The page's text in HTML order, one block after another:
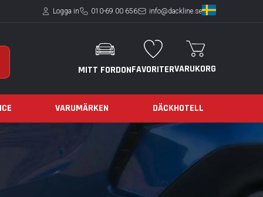
Logga in 010-69 00 656 info@dackline.se
MITT FORDONFAVORITERVARUKORG
VARUMÄRKEN DÄCKHOTELL